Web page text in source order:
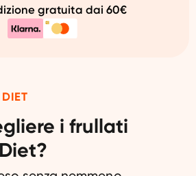
gratuita dai 60€
i frullati